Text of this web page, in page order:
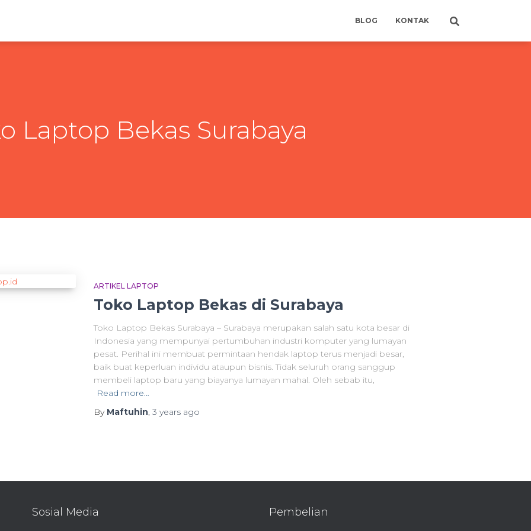
BLOG KONTAK
Laptop Bekas Surabaya
ARTIKEL LAPTOP
Toko Laptop Bekas di Surabaya
Toko Laptop Bekas Surabaya – Surabaya merupakan salah satu kota besar di
Indonesia yang mempunyai pertumbuhan industri komputer yang lumayan
pesat. Perihal ini membuat permintaan hendak laptop terus menjadi besar,
baik buat keperluan individu ataupun bisnis. Tidak seluruh orang sanggup
membeli laptop baru yang biayanya lumayan mahal. Oleh sebab itu,
Read more…
By Maftuhin, 3 yearsago
Sosial Media Pembelian